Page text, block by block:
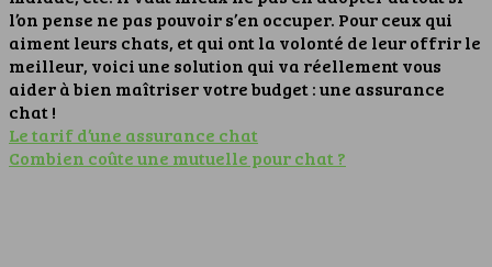
l’on pense ne pas pouvoir s’en occuper. Pour ceux qui
aiment leurs chats, et qui ont la volonté de leur offrir le
meilleur, voici une solution qui va réellement vous
aider à bien maîtriser votre budget : une assurance
chat !
Le tarif d’une assurance chat
Combien coûte une mutuelle pour chat ?